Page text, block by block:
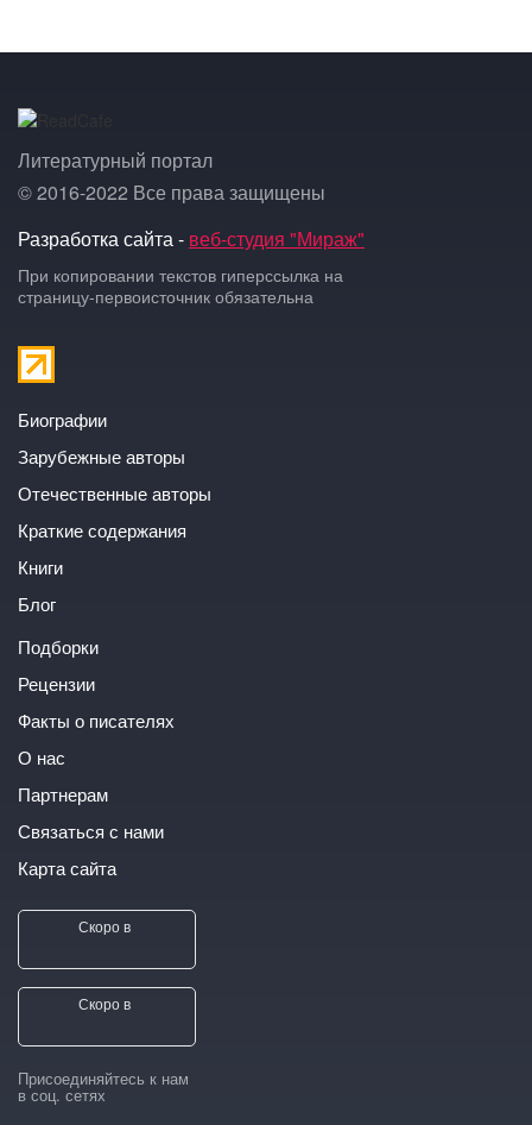
Литературный портал
© 2016-2022 Все права защищены
Разработка сайта - веб-студия "Мираж"
При копировании текстов гиперссылка на
страницу-первоисточник обязательна
Биографии
Зарубежные авторы
Отечественные авторы
Краткие содержания
Книги
Блог
Подборки
Рецензии
Факты о писателях
О нас
Партнерам
Связаться с нами
Карта сайта
Скоро в
Скоро в
Присоединяйтесь к нам
в соц. сетях